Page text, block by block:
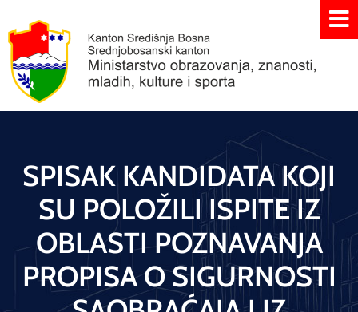
SPISAK KANDIDATA KOJI
SU POLOŽILI ISPITE IZ
OBLASTI POZNAVANJA
PROPISA O SIGURNOSTI